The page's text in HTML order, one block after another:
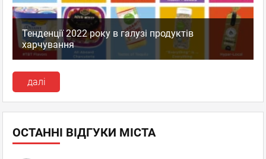
Тенденції 2022 року в галузі продуктів
харчування
далі
ОСТАННІ ВІДГУКИ МІСТА